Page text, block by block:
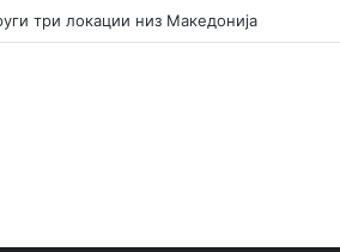
додека било врзано со лисици